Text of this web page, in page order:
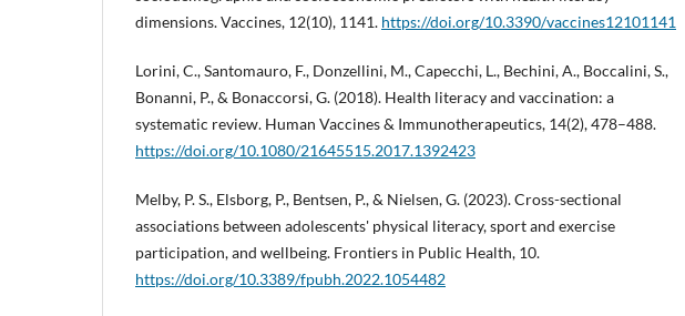
dimensions. Vaccines, 12(10), 1141. https://doi.org/10.3390/vaccines12101141
Lorini, C., Santomauro, F., Donzellini, M., Capecchi, L., Bechini, A., Boccalini, S.,
Bonanni, P., & Bonaccorsi, G. (2018). Health literacy and vaccination: a
systematic review. Human Vaccines & Immunotherapeutics, 14(2), 478–488.
https://doi.org/10.1080/21645515.2017.1392423
Melby, P. S., Elsborg, P., Bentsen, P., & Nielsen, G. (2023). Cross-sectional
associations between adolescents' physical literacy, sport and exercise
participation, and wellbeing. Frontiers in Public Health, 10.
https://doi.org/10.3389/fpubh.2022.1054482